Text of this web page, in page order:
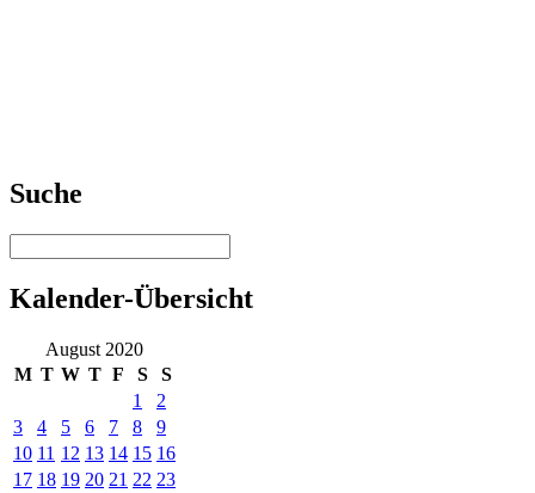
Suche
Kalender-Übersicht
August 2020
M T W T F S
S
1
2
3
4 5 6 7 8
9
10 11 12 13 14 15 16
17 18 19 20 21 22 23